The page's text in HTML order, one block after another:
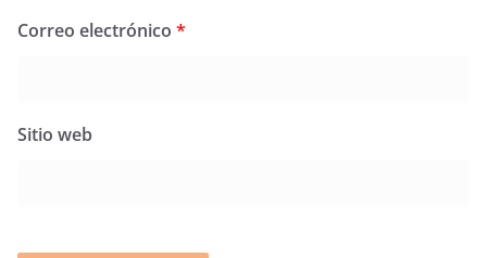
Correo electrónico *
Sitio web